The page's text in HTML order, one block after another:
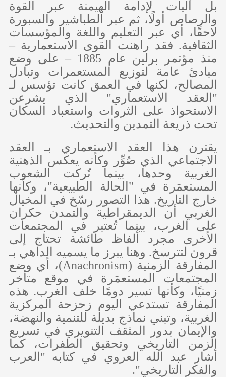
بل آليات لإدامة الهيمنة عبر القوة
والرصاص أولًا، ثم عبر الطباشير والسبورة
لاحقًا، أي عبر التعليم واللغة والمؤسسات
الثقافية. فقد راهنت القوى الاستعمارية –
منذ مؤتمر برلين عام 1885 – على وضع
مبادئ عامة لتوزيع المستعمرات وتبادل
المصالح، لكنها في العمق كانت تؤسس لـ
"العقد الاستعماري" الذي يشرعن
الاستحواذ على الثروات واستعباد السكان
تحت ذريعة التمدين والتحديث.
يقترن هذا العقد الاستعماري بـ العقد
الاجتماعي الذي صُوِّر وكأنه يعكس الذهنية
الغربية وحدها، بينما تُركت الشعوب
المستعمَرة في "الحالة الطبيعية"، وكأنها
خارج التاريخ. هذا التصور رسّخ في المخيال
الغربي أن الديمقراطية والتمدن حكران
على الغرب، بينما تُعتبر في المجتمعات
الأخرى مجرد ألفاظ طائشة تحتاج إلى
قرون لتترسخ. وهنا يبرز ما يسميه الداهي بـ
المفارقة الزمنية (Anachronism)، أي وضع
المجتمعات المستعمَرة في موقع متأخر
زمنيًا، وكأنها تسير دومًا خلف الغرب. هذه
المفارقة تستدعي اليوم زحزحة المركزية
الغربية، وتبني نماذج بديلة للتنمية والنهضة،
والإيمان بدور المثقف التنويري في تسريع
الزمن التاريخي وتحقيق الطفرات، كما
أشار عبد الله العروي في كتابه "العرب
والفكر التاريخي".